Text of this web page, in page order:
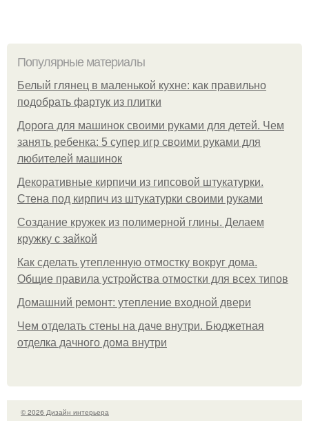
Популярные материалы
Белый глянец в маленькой кухне: как правильно
подобрать фартук из плитки
Дорога для машинок своими руками для детей. Чем
занять ребенка: 5 супер игр своими руками для
любителей машинок
Декоративные кирпичи из гипсовой штукатурки.
Стена под кирпич из штукатурки своими руками
Создание кружек из полимерной глины. Делаем
кружку с зайкой
Как сделать утепленную отмостку вокруг дома.
Общие правила устройства отмостки для всех типов
Домашний ремонт: утепление входной двери
Чем отделать стены на даче внутри. Бюджетная
отделка дачного дома внутри
© 2026 Дизайн интерьера